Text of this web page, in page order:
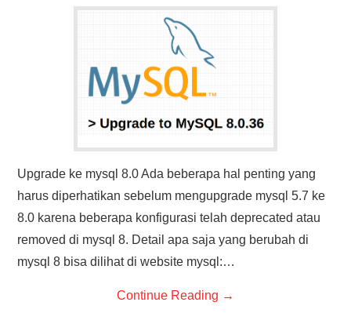
Upgrade ke mysql 8.0 Ada beberapa hal penting yang
harus diperhatikan sebelum mengupgrade mysql 5.7 ke
8.0 karena beberapa konfigurasi telah deprecated atau
removed di mysql 8. Detail apa saja yang berubah di
mysql 8 bisa dilihat di website mysql:…
Continue Reading →